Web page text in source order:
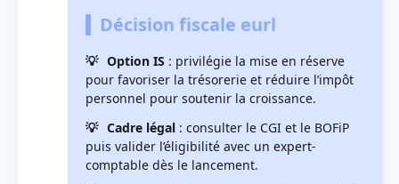
Décision fiscale eurl
Option IS : privilégie la mise en réserve
pour favoriser la trésorerie et réduire l’impôt
personnel pour soutenir la croissance.
Cadre légal : consulter le CGI et le BOFiP
puis valider l’éligibilité avec un expert-
comptable dès le lancement.